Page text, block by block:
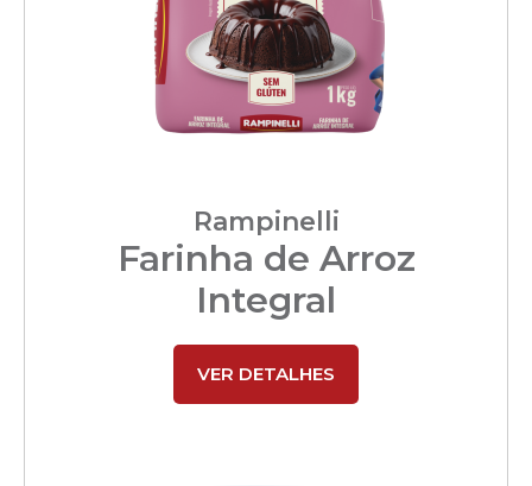
Rampinelli
Farinha de Arroz
Integral
VER DETALHES